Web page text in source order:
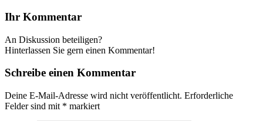
Ihr Kommentar
An Diskussion beteiligen?
Hinterlassen Sie gern einen Kommentar!
Schreibe einen Kommentar
Deine E-Mail-Adresse wird nicht veröffentlicht. Erforderliche
Felder sind mit * markiert